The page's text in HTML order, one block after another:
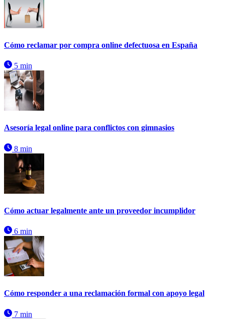
Cómo reclamar por compra online defectuosa en España
5 min
Asesoría legal online para conflictos con gimnasios
8 min
Cómo actuar legalmente ante un proveedor incumplidor
6 min
Cómo responder a una reclamación formal con apoyo legal
7 min